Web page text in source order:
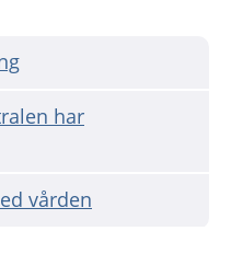
har
vården